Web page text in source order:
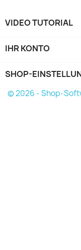
VIDEO TUTORIAL
IHR KONTO
SHOP-
© 2026 - Shop-